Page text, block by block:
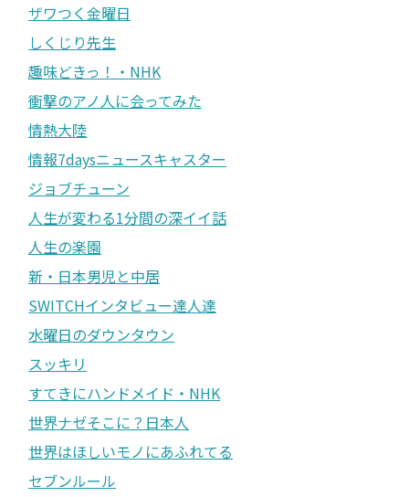
ザワつく金曜日
しくじり先生
趣味どきっ！・NHK
衝撃のアノ人に会ってみた
情熱大陸
情報7daysニュースキャスター
ジョブチューン
人生が変わる1分間の深イイ話
人生の楽園
新・日本男児と中居
SWITCHインタビュー達人達
水曜日のダウンタウン
スッキリ
すてきにハンドメイド・NHK
世界ナゼそこに？日本人
世界はほしいモノにあふれてる
セブンルール